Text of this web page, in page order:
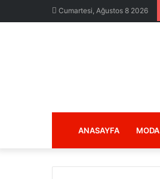
Cumartesi, Ağustos 8 2026
ANASAYFA MODA